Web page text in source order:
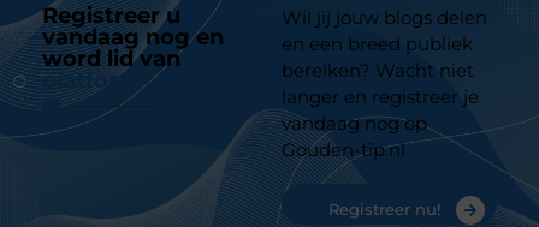
Registreer u
vandaag nog en
word lid van
platform
Wil jij jouw blogs delen
en een breed publiek
bereiken? Wacht niet
langer en registreer je
vandaag nog op
Gouden-tip.nl
Registreer nu!